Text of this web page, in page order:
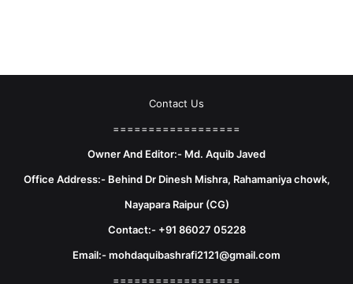
Contact Us
==================
Owner And Editor:- Md. Aquib Javed
Office Address:- Behind Dr Dinesh Mishra, Rahamaniya chowk,
Nayapara Raipur (CG)
Contact:- +91 86027 05228
Email:- mohdaquibashrafi2121@gmail.com
==================